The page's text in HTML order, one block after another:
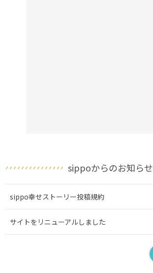
sippoからのお知らせ
sippo幸せストーリー投稿規約
サイトをリニューアルしました